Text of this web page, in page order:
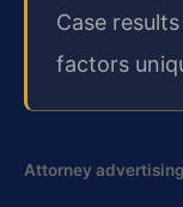
Case
factors
Attorney